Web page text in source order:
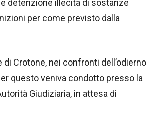
detenzione illecita di sostanze
per come previsto dalla
Crotone, nei confronti dell’odierno
questo veniva condotto presso la
Giudiziaria, in attesa di